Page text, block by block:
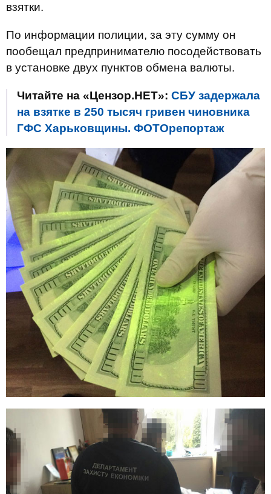
взятки.
По информации полиции, за эту сумму он
пообещал предпринимателю посодействовать
в установке двух пунктов обмена валюты.
Читайте на «Цензор.НЕТ»: СБУ задержала
на взятке в 250 тысяч гривен чиновника
ГФС Харьковщины. ФОТОрепортаж